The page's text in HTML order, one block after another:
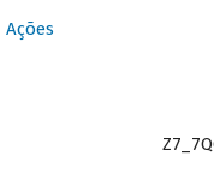
Ações